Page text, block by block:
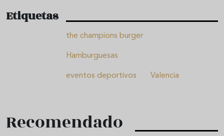
Etiquetas
the champions burger
Hamburguesas
eventos deportivos Valencia
Recomendado